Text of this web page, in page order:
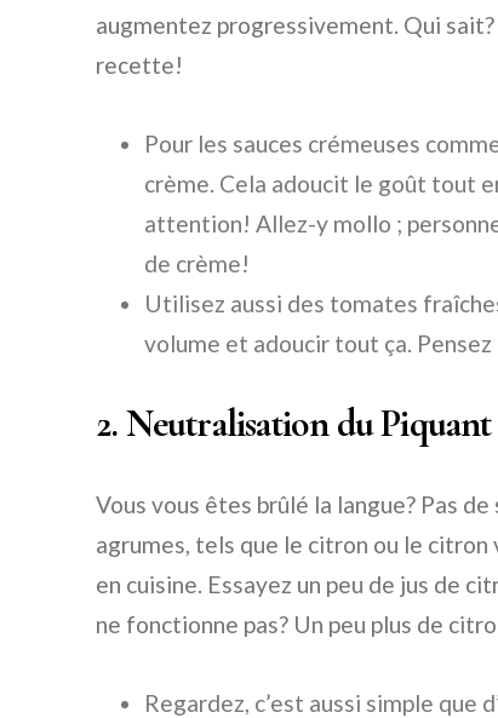
augmentez progressivement. Qui
recette!
Pour les sauces crémeuses
crème. Cela adoucit le goût tout
attention! Allez-y mollo ;
de crème!
Utilisez aussi des tomates
volume et adoucir tout ça.
2. Neutralisation du Piquant
Vous vous êtes brûlé la langue? Pas
agrumes, tels que le citron ou le
en cuisine. Essayez un peu de jus de
ne fonctionne pas? Un peu plus de
Regardez, c’est aussi simple que